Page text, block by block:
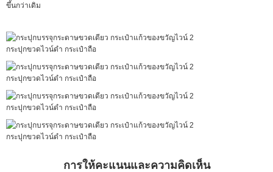
ขึ้นกว่าเดิม
การให้คะแนนและความคิดเห็น